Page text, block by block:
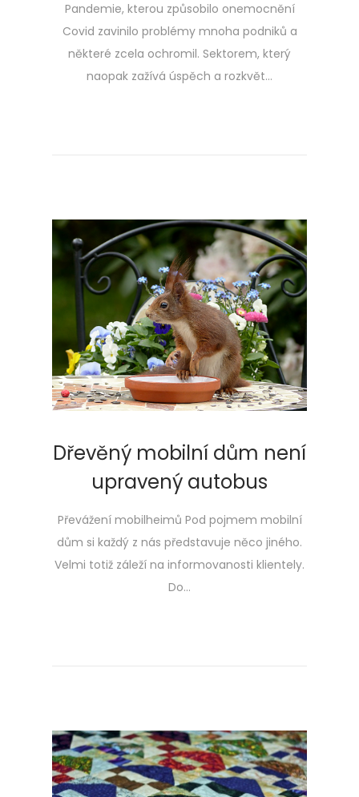
Pandemie, kterou způsobilo onemocnění
Covid zavinilo problémy mnoha podniků a
některé zcela ochromil. Sektorem, který
naopak zažívá úspěch a rozkvět…
Dřevěný mobilní dům není
upravený autobus
Převážení mobilheimů Pod pojmem mobilní
dům si každý z nás představuje něco jiného.
Velmi totiž záleží na informovanosti klientely.
Do…